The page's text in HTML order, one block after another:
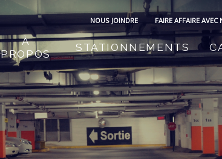
FAIRE AFFAIRE AVEC
NOUS JOINDRE
À
PROPOS
STATIONNEMENTS